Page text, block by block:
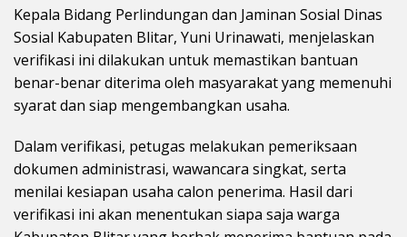
Kepala Bidang Perlindungan dan Jaminan Sosial Dinas
Sosial Kabupaten Blitar, Yuni Urinawati, menjelaskan
verifikasi ini dilakukan untuk memastikan bantuan
benar-benar diterima oleh masyarakat yang memenuhi
syarat dan siap mengembangkan usaha.
Dalam verifikasi, petugas melakukan pemeriksaan
dokumen administrasi, wawancara singkat, serta
menilai kesiapan usaha calon penerima. Hasil dari
verifikasi ini akan menentukan siapa saja warga